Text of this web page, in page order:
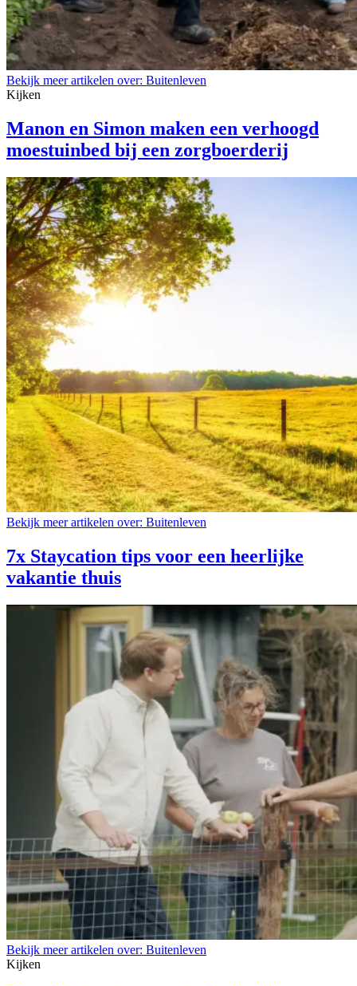
Bekijk meer artikelen over: Buitenleven
Kijken
Manon en Simon maken een verhoogd
moestuinbed bij een zorgboerderij
Bekijk meer artikelen over: Buitenleven
7x Staycation tips voor een heerlijke
vakantie thuis
Bekijk meer artikelen over: Buitenleven
Kijken